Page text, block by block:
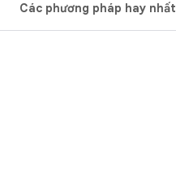
Các phương pháp hay nhất